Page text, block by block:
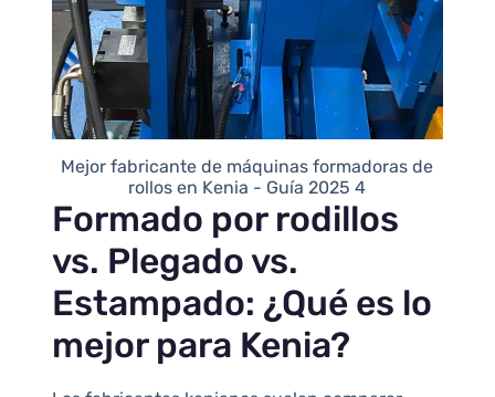
Mejor fabricante de máquinas formadoras de
rollos en Kenia - Guía 2025 4
Formado por rodillos
vs. Plegado vs.
Estampado: ¿Qué es lo
mejor para Kenia?